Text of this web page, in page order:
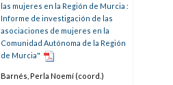
las mujeres en la Región de Murcia :
Informe de investigación de las
asociaciones de mujeres en la
Comunidad Autónoma de la Región
de Murcia"
Barnés, Perla Noemí (coord.)